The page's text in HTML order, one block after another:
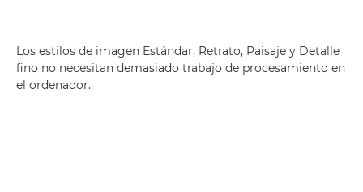
Los estilos de imagen Estándar, Retrato, Paisaje y Detalle
fino no necesitan demasiado trabajo de procesamiento en
el ordenador.